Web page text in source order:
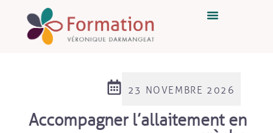
23 NOVEMBRE 2026
Accompagner l’allaitement en